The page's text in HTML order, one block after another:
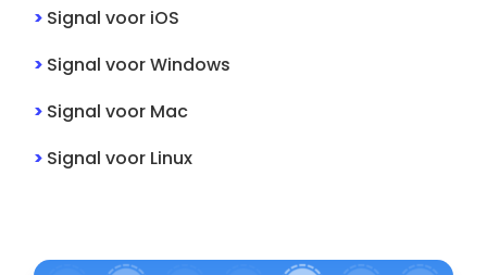
> Signalvoor iOS
> SignalvoorWindows
> Signalvoor Mac
> Signalvoor Linux